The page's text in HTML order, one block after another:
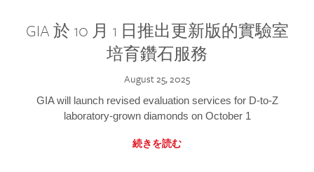
GIA 於 10 月 1 日推出更新版的實驗室
培育鑽石服務
August 25, 2025
GIA will launch revised evaluation services for D-to-Z
laboratory-grown diamonds on October 1
続きを読む